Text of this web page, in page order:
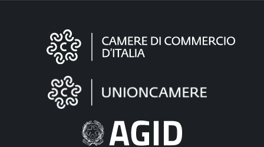
Informazioni
"Fattura
Elettronica"